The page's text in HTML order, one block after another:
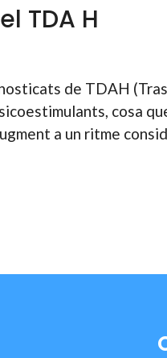
TDA H
de TDAH
cosa
a un ritme